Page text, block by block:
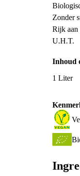
Zonder
Rijk aan
U.H.T.
Inhoud
1 Liter